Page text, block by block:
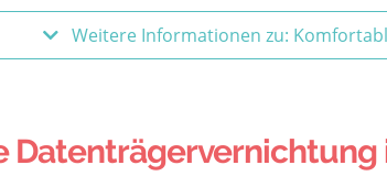
Weitere Informationen zu: